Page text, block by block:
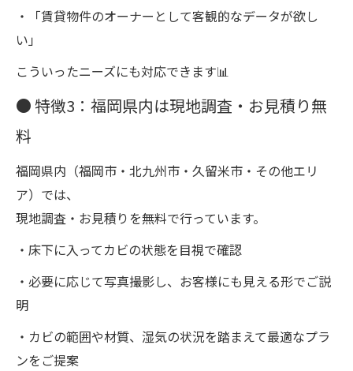
・「賃貸物件のオーナーとして客観的なデータが欲し
い」
こういったニーズにも対応できます📊
● 特徴3：福岡県内は現地調査・お見積り無
料
福岡県内（福岡市・北九州市・久留米市・その他エリ
ア）では、
現地調査・お見積りを無料で行っています。
・床下に入ってカビの状態を目視で確認
・必要に応じて写真撮影し、お客様にも見える形でご説
明
・カビの範囲や材質、湿気の状況を踏まえて最適なプラ
ンをご提案